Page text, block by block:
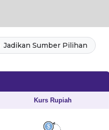
Jadikan Sumber Pilihan
Kurs Rupiah